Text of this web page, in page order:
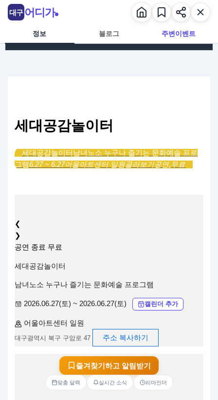
콘텐츠로 건너뛰기
정보 블로그 주변이벤트
세대공감놀이터
세대공감놀이터 남녀노소 누구나 즐기는 문화예술 프로
그램6.27 ~ 6.27어울아트센터 일원골라보기공연,무료
❮
❯
공연 종료 무료
세대공감놀이터
남녀노소 누구나 즐기는 문화예술 프로그램
2026.06.27(토) ~ 2026.06.27(토) 캘린더 추가
어울아트센터 일원
대구광역시 북구 구암로 47 주소 복사하기
즐겨찾기하고 알림받기
맞춤 달력 실시간 소식 리마인더
대구 어디가